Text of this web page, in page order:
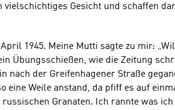
vielschichtiges Gesicht und schaffen
1945. Meine Mutti sagte zu mir:
Übungsschießen, wie die Zeitung
nach der Greifenhagener Straße
eine Weile anstand, da pfiff es auf
Granaten. Ich rannte was